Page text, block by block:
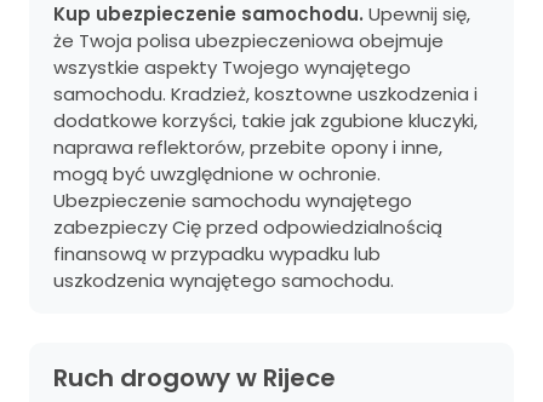
Kup ubezpieczenie samochodu. Upewnij się,
że Twoja polisa ubezpieczeniowa obejmuje
wszystkie aspekty Twojego wynajętego
samochodu. Kradzież, kosztowne uszkodzenia i
dodatkowe korzyści, takie jak zgubione kluczyki,
naprawa reflektorów, przebite opony i inne,
mogą być uwzględnione w ochronie.
Ubezpieczenie samochodu wynajętego
zabezpieczy Cię przed odpowiedzialnością
finansową w przypadku wypadku lub
uszkodzenia wynajętego samochodu.
Ruch drogowy w Rijece